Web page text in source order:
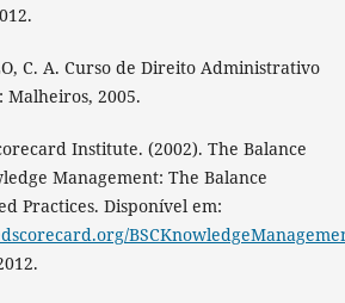
C. A. Curso de Direito Administrativo
Malheiros, 2005.
Institute. (2002). The Balance
Management: The Balance
Practices. Disponível em: